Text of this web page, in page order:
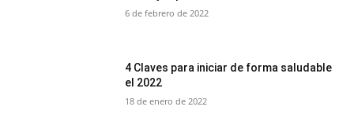
6 de febrero de 2022
4 Claves para iniciar de forma saludable
el 2022
18 de enero de 2022